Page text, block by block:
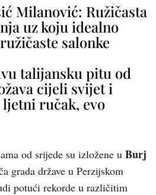
Milanović: Ružičasta
uz koju idealno
salonke
talijansku pitu od
cijeli svijet i
ljetni ručak, evo
od srijede su izložene u Burj
grada države u Perzijskom
potući rekorde u različitim